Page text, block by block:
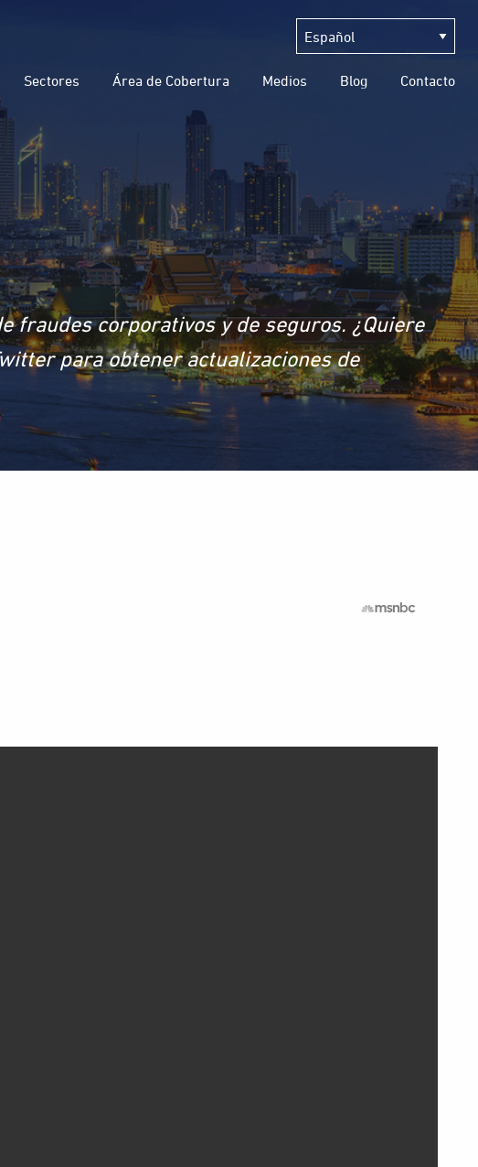
Sectores Área de Cobertura Medios Blog Contacto
fraudes corporativos y de seguros. ¿Quiere
para obtener actualizaciones de